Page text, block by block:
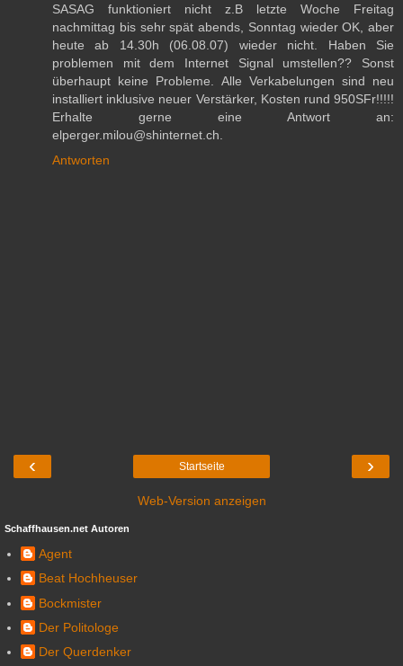
SASAG funktioniert nicht z.B letzte Woche Freitag
nachmittag bis sehr spät abends, Sonntag wieder OK, aber
heute ab 14.30h (06.08.07) wieder nicht. Haben Sie
problemen mit dem Internet Signal umstellen?? Sonst
überhaupt keine Probleme. Alle Verkabelungen sind neu
installiert inklusive neuer Verstärker, Kosten rund 950SFr!!!!!
Erhalte gerne eine Antwort an:
elperger.milou@shinternet.ch.
Antworten
‹ ›
Startseite
Web-Version anzeigen
Schaffhausen.net Autoren
Agent
Beat Hochheuser
Bockmister
Der Politologe
Der Querdenker